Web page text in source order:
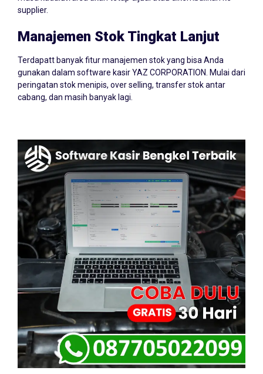
supplier.
Manajemen Stok Tingkat Lanjut
Terdapatt banyak fitur manajemen stok yang bisa Anda
gunakan dalam software kasir YAZ CORPORATION. Mulai dari
peringatan stok menipis, over selling, transfer stok antar
cabang, dan masih banyak lagi.